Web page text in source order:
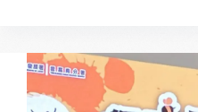
科
技